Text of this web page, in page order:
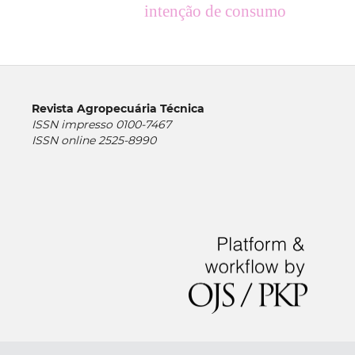
intenção de consumo
Revista Agropecuária Técnica
ISSN impresso 0100-7467
ISSN online 2525-8990